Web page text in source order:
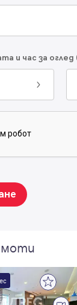
и час за оглед